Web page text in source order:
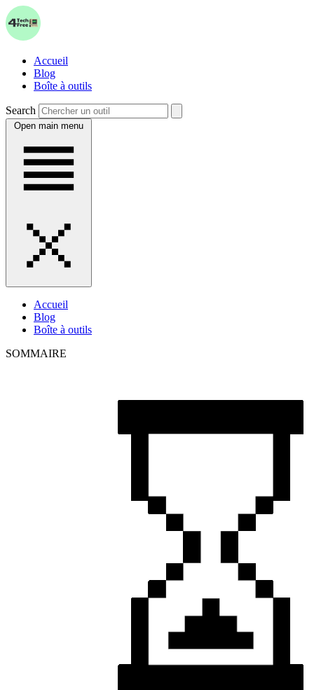
Accueil
Blog
Boîte à outils
Search
Open main menu
Accueil
Blog
Boîte à outils
SOMMAIRE